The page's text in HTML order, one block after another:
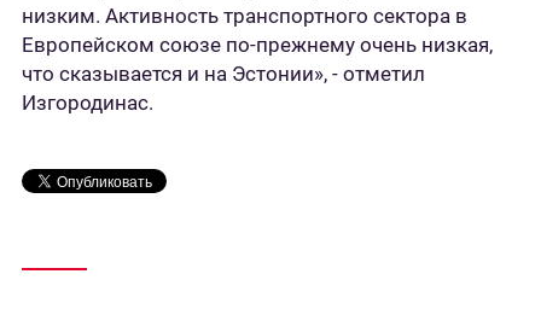
низким. Активность транспортного сектора в
Европейском союзе по-прежнему очень низкая,
что сказывается и на Эстонии», - отметил
Изгородинас.